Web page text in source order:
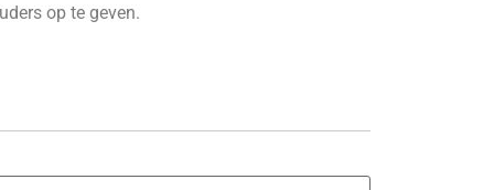
op te geven.